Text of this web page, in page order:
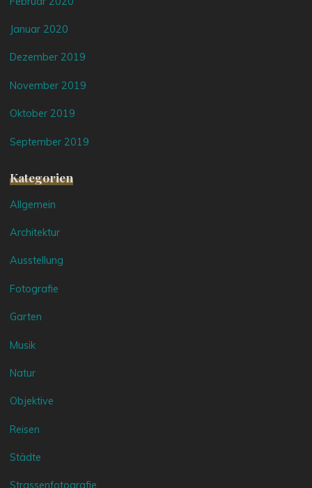
Januar 2020
Dezember 2019
November 2019
Oktober 2019
September 2019
Kategorien
Allgemein
Architektur
Ausstellung
Fotografie
Garten
Musik
Natur
Objektive
Reisen
Städte